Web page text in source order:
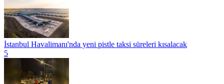
İstanbul Havalimanı'nda yeni pistle taksi süreleri kısalacak
5